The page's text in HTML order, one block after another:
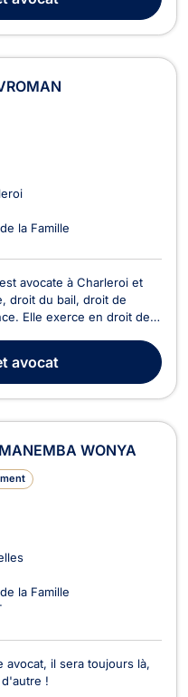
la Famille
avocate à Charleroi et
droit du bail, droit de
Elle exerce en droit de
la cohabitation légale,
avocat
WONYA
la Famille
avocat, il sera toujours là,
!